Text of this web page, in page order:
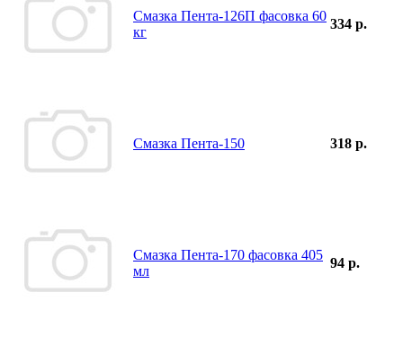
Смазка Пента-126П фасовка 60
кг
334 р.
Смазка Пента-150 318 р.
Смазка Пента-170 фасовка 405
мл
94 р.